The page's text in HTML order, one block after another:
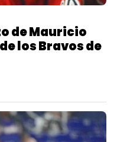
de Mauricio
los Bravos de